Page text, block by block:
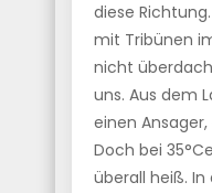
diese
mit Tribünen
nicht
uns. Aus dem
einen
Doch bei
überall heiß. In